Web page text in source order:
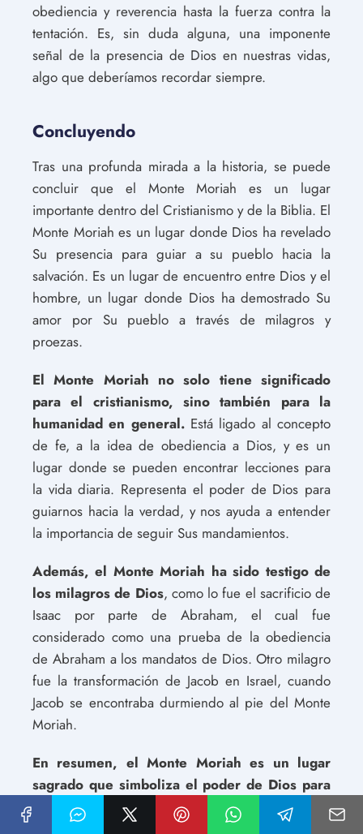
obediencia y reverencia hasta la fuerza contra la
tentación. Es, sin duda alguna, una imponente
señal de la presencia de Dios en nuestras vidas,
algo que deberíamos recordar siempre.
Concluyendo
Tras una profunda mirada a la historia, se puede
concluir que el Monte Moriah es un lugar
importante dentro del Cristianismo y de la Biblia. El
Monte Moriah es un lugar donde Dios ha revelado
Su presencia para guiar a su pueblo hacia la
salvación. Es un lugar de encuentro entre Dios y el
hombre, un lugar donde Dios ha demostrado Su
amor por Su pueblo a través de milagros y
proezas.
El Monte Moriah no solo tiene significado
para el cristianismo, sino también para la
humanidad en general.Está ligado al concepto
de fe, a la idea de obediencia a Dios, y es un
lugar donde se pueden encontrar lecciones para
la vida diaria. Representa el poder de Dios para
guiarnos hacia la verdad, y nos ayuda a entender
la importancia de seguir Sus mandamientos.
Además, el Monte Moriah ha sido testigo de
los milagros de Dios, como lo fue el sacrificio de
Isaac por parte de Abraham, el cual fue
considerado como una prueba de la obediencia
de Abraham a los mandatos de Dios. Otro milagro
fue la transformación de Jacob en Israel, cuando
Jacob se encontraba durmiendo al pie del Monte
Moriah.
En resumen, el Monte Moriah es un lugar
sagrado que simboliza el poder de Dios para
guiarnos hacia la verdad, y nos ayuda a
comprender mejor los mandamientos de Dios.